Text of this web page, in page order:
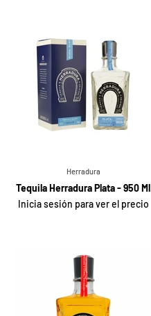
Herradura
Tequila Herradura Plata - 950 Ml
Inicia sesión para ver el precio